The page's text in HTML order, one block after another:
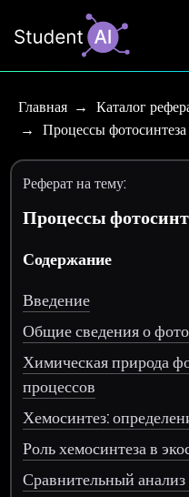
Главная
Каталог
Процессы
Реферат на тему:
Процессы
Содержание
Введение
Общие сведения о
Химическая природа
процессов
Хемосинтез:
Роль хемосинтеза в
Сравнительный